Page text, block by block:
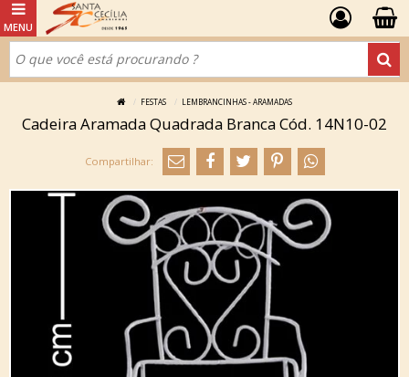
FESTAS LEMBRANCINHAS - ARAMADAS
Cadeira Aramada Quadrada Branca Cód. 14N10-02